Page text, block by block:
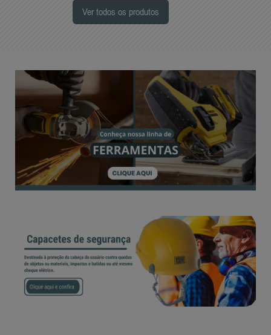
Ver todos os produtos